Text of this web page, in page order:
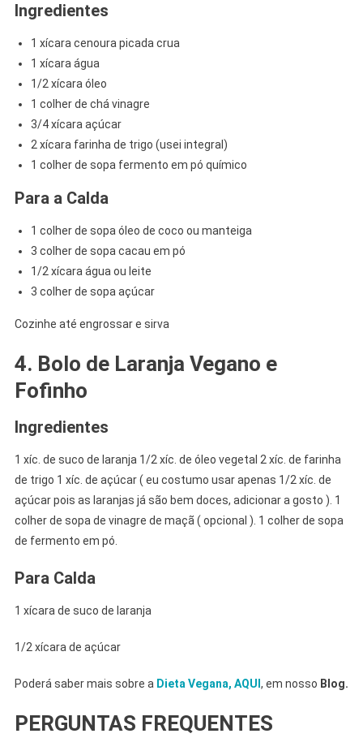
Ingredientes
1 xícara cenoura picada crua
1 xícara água
1/2 xícara óleo
1 colher de chá vinagre
3/4 xícara açúcar
2 xícara farinha de trigo (usei integral)
1 colher de sopa fermento em pó químico
Para a Calda
1 colher de sopa óleo de coco ou manteiga
3 colher de sopa cacau em pó
1/2 xícara água ou leite
3 colher de sopa açúcar
Cozinhe até engrossar e sirva
4. Bolo de Laranja Vegano e
Fofinho
Ingredientes
1 xíc. de suco de laranja 1/2 xíc. de óleo vegetal 2 xíc. de farinha
de trigo 1 xíc. de açúcar ( eu costumo usar apenas 1/2 xíc. de
açúcar pois as laranjas já são bem doces, adicionar a gosto ). 1
colher de sopa de vinagre de maçã ( opcional ). 1 colher de sopa
de fermento em pó.
Para Calda
1 xícara de suco de laranja
1/2 xícara de açúcar
Poderá saber mais sobre a Dieta Vegana, AQUI , em nosso Blog.
PERGUNTAS FREQUENTES